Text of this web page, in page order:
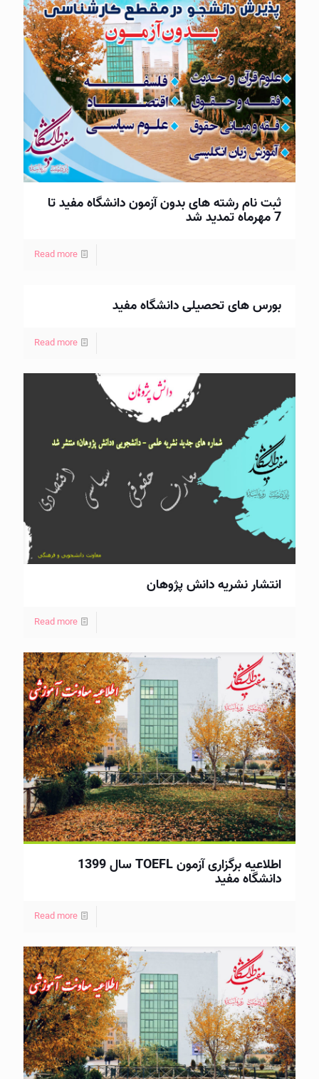
ثبت نام رشته های بدون آزمون دانشگاه مفید تا
7 مهرماه تمدید شد
Read more
بورس های تحصیلی دانشگاه مفید
Read more
انتشار نشریه دانش پژوهان
Read more
اطلاعيه برگزاری آزمون TOEFL سال 1399
دانشگاه مفید
Read more